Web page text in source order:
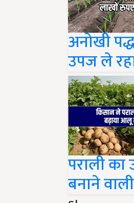
अनोखी
उपज ले
पराली
बनाने
Share your